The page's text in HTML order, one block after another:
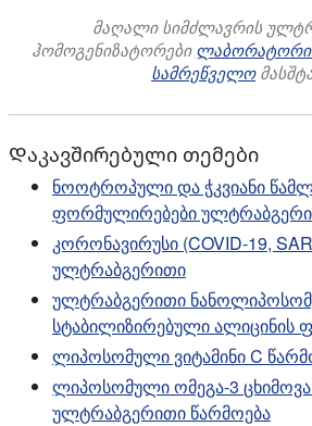
მაღალი სიმძლავრის
ჰომოგენიზატორები
სამრეწველო
Დაკავშირებული თემები
ნოოტროპული და ჭკვიანი
ფორმულირებები
კორონავირუსი (COVID-19,
ულტრაბგერითი
ულტრაბგერითი
სტაბილიზირებული ალიცინის
ლიპოსომული ვიტამინი C
ლიპოსომული ომეგა-3
ულტრაბგერითი წარმოება